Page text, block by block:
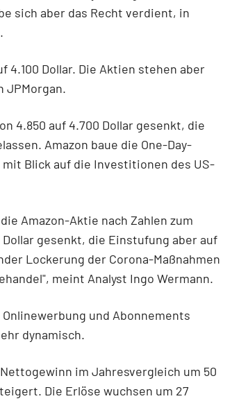
sich aber das Recht verdient, in
4.100 Dollar. Die Aktien stehen aber
JPMorgan.
4.850 auf 4.700 Dollar gesenkt, die
Amazon baue die One-Day-
Blick auf die Investitionen des US-
Amazon-Aktie nach Zahlen zum
gesenkt, die Einstufung aber auf
Lockerung der Corona-Maßnahmen
meint Analyst Ingo Wermann.
und Abonnements
dynamisch.
im Jahresvergleich um 50
Die Erlöse wuchsen um 27